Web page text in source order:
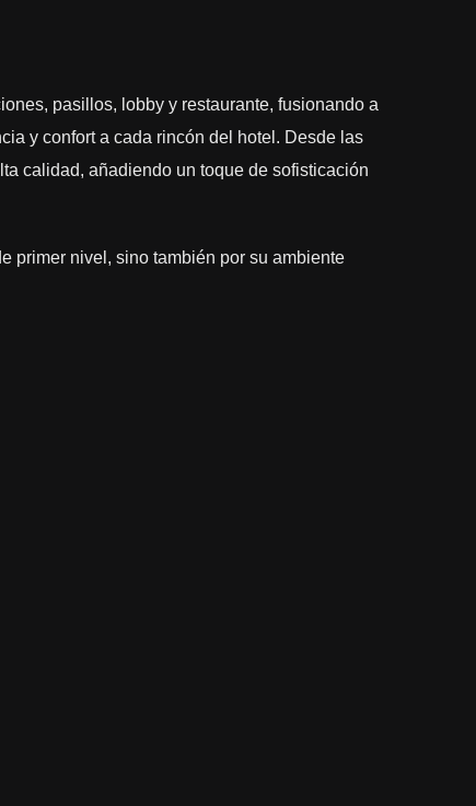
pasillos, lobby y restaurante, fusionando a
y confort a cada rincón del hotel. Desde las
calidad, añadiendo un toque de sofisticación
primer nivel, sino también por su ambiente